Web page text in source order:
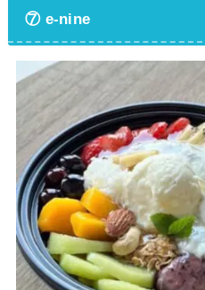
⑦ e-nine